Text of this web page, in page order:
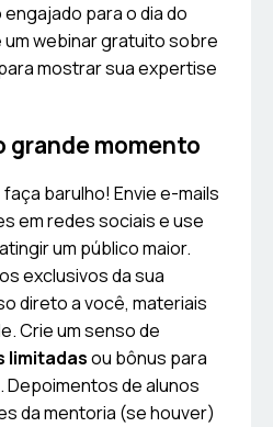
para o dia do
webinar gratuito sobre
mostrar sua expertise
grande momento
barulho! Envie e-mails
em redes sociais e use
um público maior.
exclusivos da sua
direto a você, materiais
Crie um senso de
limitadasou bônus para
de alunos
da mentoria (se houver)